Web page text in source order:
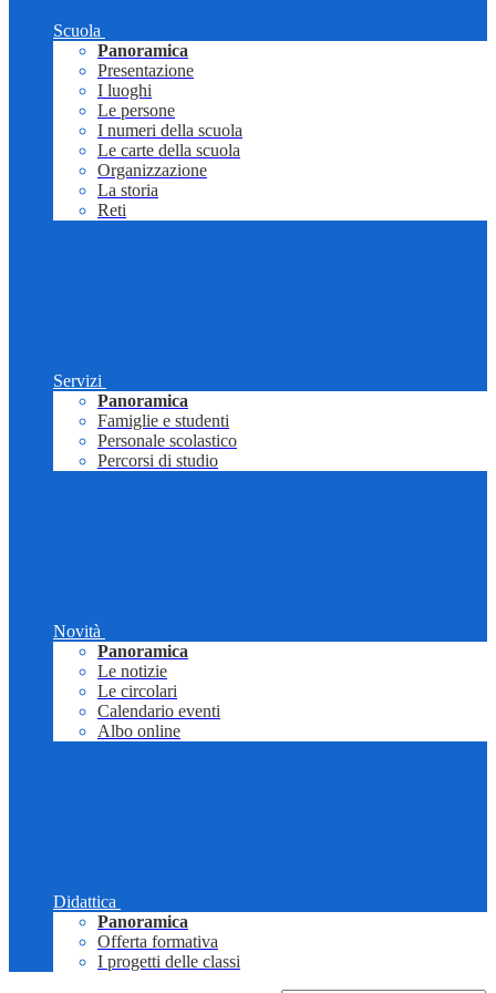
Scuola
Panoramica
Presentazione
I luoghi
Le persone
I numeri della scuola
Le carte della scuola
Organizzazione
La storia
Reti
Servizi
Panoramica
Famiglie e studenti
Personale scolastico
Percorsi di studio
Novità
Panoramica
Le notizie
Le circolari
Calendario eventi
Albo online
Didattica
Panoramica
Offerta formativa
I progetti delle classi